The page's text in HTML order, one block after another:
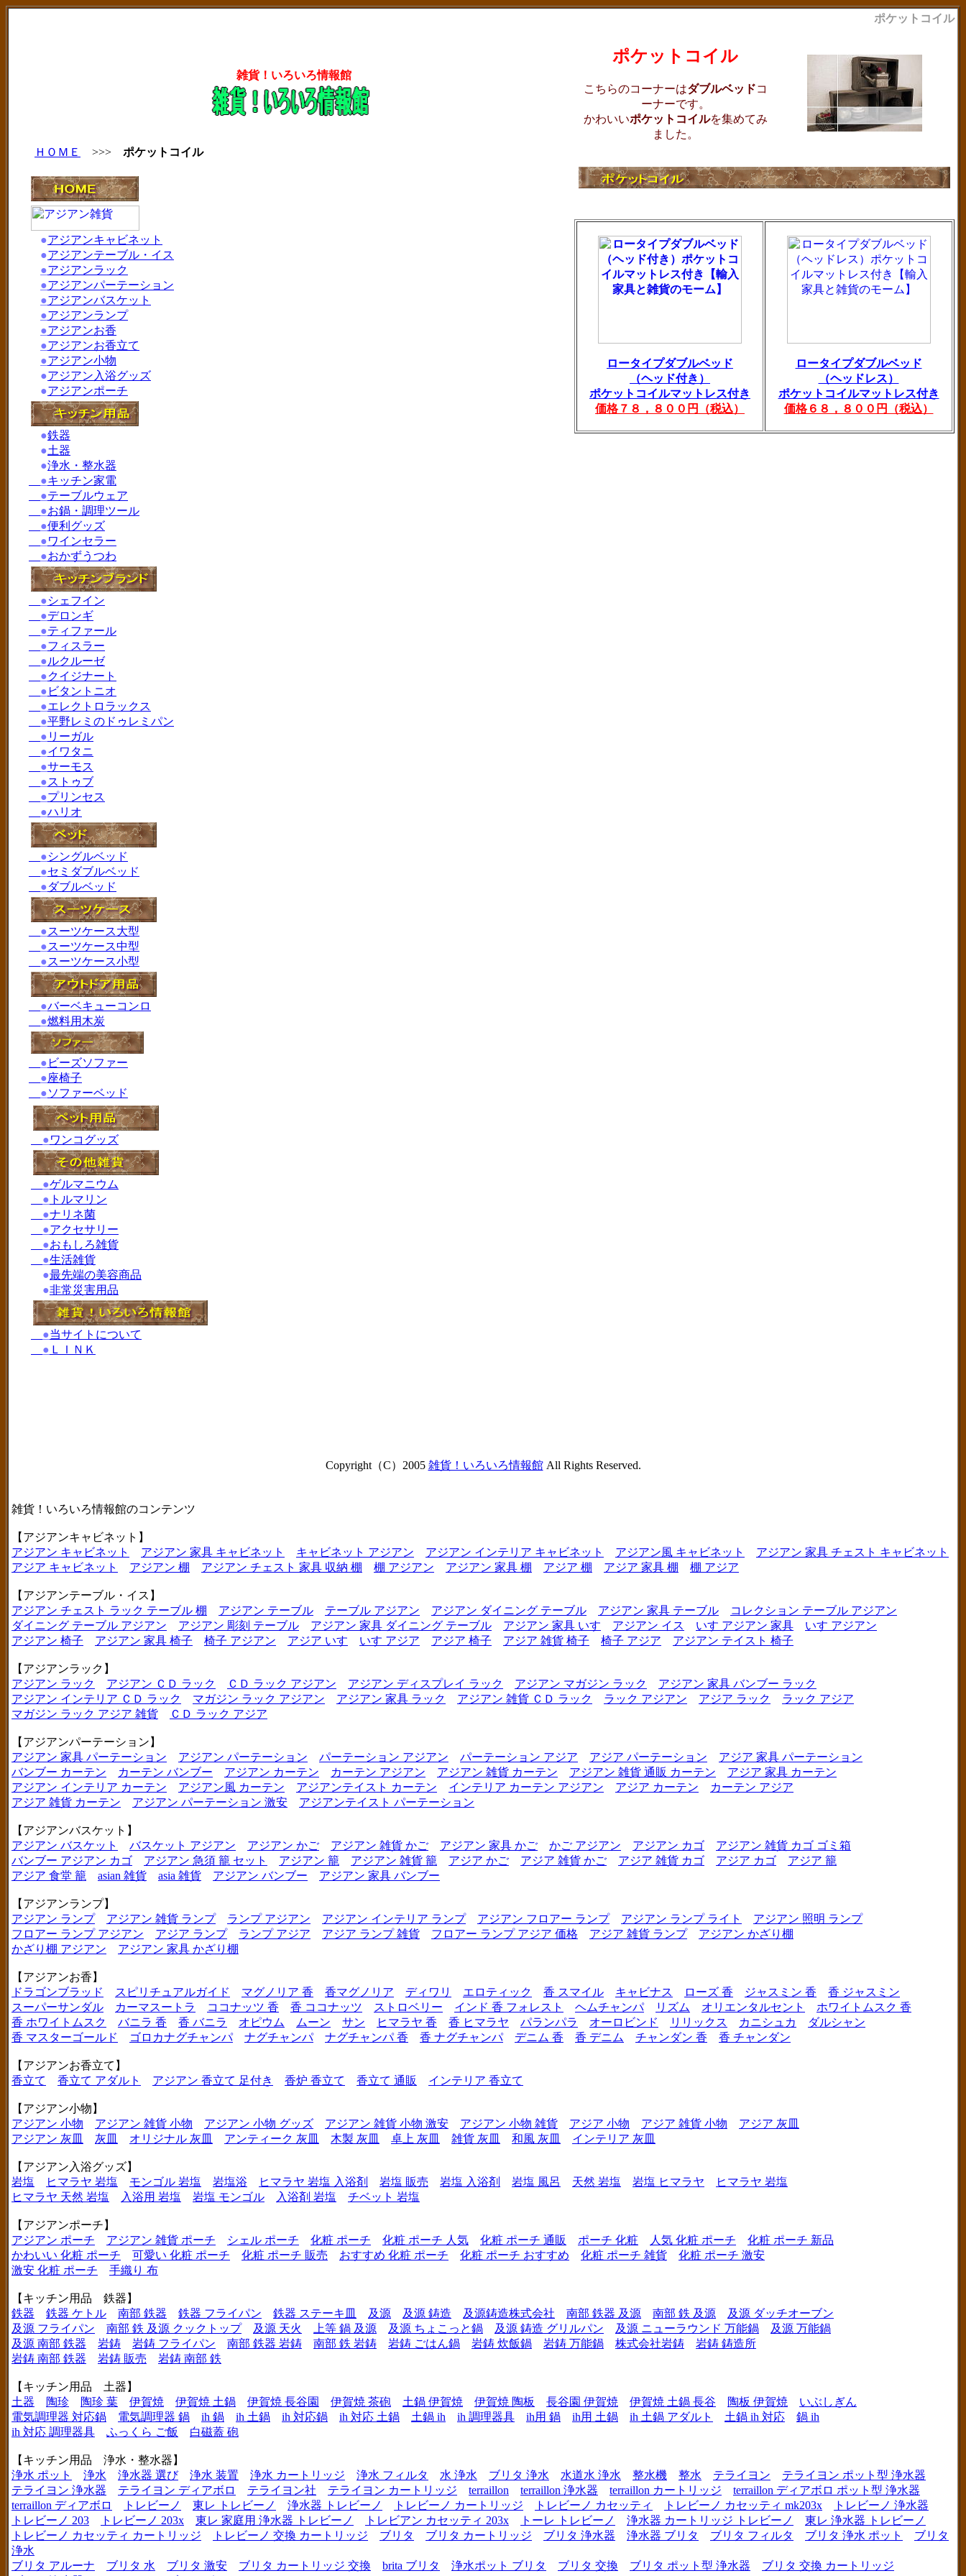
ポケットコイル
雑貨！いろいろ情報館
ポケットコイル
こちらのコーナーはダブルベッドコ
ーナーです。
かわいいポケットコイルを集めてみ
ました。
ＨＯＭＥ
>>> ポケットコイル
ロータイプダブルベッド
（ヘッド付き）
ポケットコイルマットレス付き
価格７８，８００円（税込）
ロータイプダブルベッド
（ヘッドレス）
ポケットコイルマットレス付き
価格６８，８００円（税込）
●アジアンキャビネット
●アジアンテーブル・イス
●アジアンラック
●アジアンパーテーション
●アジアンバスケット
●アジアンランプ
●アジアンお香
●アジアンお香立て
●アジアン小物
●アジアン入浴グッズ
●アジアンポーチ
●鉄器
●土器
●浄水・整水器
●キッチン家電
●テーブルウェア
●お鍋・調理ツール
●便利グッズ
●ワインセラー
●おかずうつわ
●シェフイン
●デロンギ
●ティファール
●フィスラー
●ルクルーゼ
●クイジナート
● ビタントニオ
●エレクトロラックス
●平野レミのドゥレミパン
● リーガル
●イワタニ
●サーモス
●ストゥブ
●プリンセス
●ハリオ
●シングルベッド
●セミダブルベッド
●ダブルベッド
●スーツケース大型
●スーツケース中型
●スーツケース小型
●バーベキューコンロ
●燃料用木炭
● ビーズソファー
●座椅子
●ソファーベッド
●ワンコグッズ
●ゲルマニウム
● トルマリン
●ナリネ菌
●アクセサリー
●おもしろ雑貨
●生活雑貨
●最先端の美容商品
●非常災害用品
●当サイトについて
● ＬＩＮＫ
Copyright（C）2005 雑貨！いろいろ情報館All Rights Reserved.
雑貨！いろいろ情報館のコンテンツ
【アジアンキャビネット】
アジアン キャビネット
アジアン 家具 キャビネット キャビネット アジアン アジアン インテリア キャビネット アジアン風 キャビネット
アジアン 家具 チェスト キャビネット
アジア キャビネット
アジアン 棚 アジアン チェスト 家具 収納 棚 棚 アジアン アジアン 家具 棚 アジア 棚 アジア 家具 棚 棚 アジア
【アジアンテーブル・イス】
アジアン チェスト ラック テーブル 棚
アジアン テーブル テーブル アジアン アジアン ダイニング テーブル アジアン 家具 テーブル
コレクション テーブル アジアン
ダイニング テーブル アジアン
アジアン 彫刻 テーブル アジアン 家具 ダイニング テーブル アジアン 家具 いす アジアン イス いす アジアン 家具
いす アジアン
アジアン 椅子
アジアン 家具 椅子 椅子 アジアン アジア いす いす アジア アジア 椅子 アジア 雑貨 椅子 椅子 アジア アジアン テイスト 椅子
【アジアンラック】
アジアン ラック
アジアン ＣＤ ラック ＣＤ ラック アジアン アジアン ディスプレイ ラック アジアン マガジン ラック
アジアン 家具 バンブー ラック
アジアン インテリア ＣＤ ラック
マガジン ラック アジアン アジアン 家具 ラック アジアン 雑貨 ＣＤ ラック ラック アジアン アジア ラック
ラック アジア
マガジン ラック アジア 雑貨
ＣＤ ラック アジア
【アジアンパーテーション】
アジアン 家具 パーテーション
アジアン パーテーション パーテーション アジアン パーテーション アジア アジア パーテーション
アジア 家具 パーテーション
バンブー カーテン
カーテン バンブー アジアン カーテン カーテン アジアン アジアン 雑貨 カーテン アジアン 雑貨 通販 カーテン
アジア 家具 カーテン
アジアン インテリア カーテン
アジアン風 カーテン アジアンテイスト カーテン インテリア カーテン アジアン アジア カーテン
カーテン アジア
アジア 雑貨 カーテン
アジアン パーテーション 激安 アジアンテイスト パーテーション
【アジアンバスケット】
アジアン バスケット
バスケット アジアン アジアン かご アジアン 雑貨 かご アジアン 家具 かご かご アジアン アジアン カゴ
アジアン 雑貨 カゴ ゴミ箱
バンブー アジアン カゴ
アジアン 急須 籠 セット アジアン 籠 アジアン 雑貨 籠 アジア かご アジア 雑貨 かご アジア 雑貨 カゴ アジア カゴ
アジア 籠
アジア 食堂 籠
asian 雑貨 asia 雑貨 アジアン バンブー アジアン 家具 バンブー
【アジアンランプ】
アジアン ランプ
アジアン 雑貨 ランプ ランプ アジアン アジアン インテリア ランプ アジアン フロアー ランプ アジアン ランプ ライト
アジアン 照明 ランプ
フロアー ランプ アジアン
アジア ランプ ランプ アジア アジア ランプ 雑貨 フロアー ランプ アジア 価格 アジア 雑貨 ランプ
アジアン かざり棚
かざり棚 アジアン
アジアン 家具 かざり棚
【アジアンお香】
ドラゴンブラッド
スピリチュアルガイド マグノリア 香 香マグノリア ディワリ エロティック 香 スマイル キャビナス ローズ 香 ジャスミン 香
香 ジャスミン
スーパーサンダル
カーマスートラ ココナッツ 香 香 ココナッツ ストロベリー インド 香 フォレスト ヘムチャンパ リズム オリエンタルセント
ホワイトムスク 香
香 ホワイトムスク
バニラ 香 香 バニラ オピウム ムーン サン ヒマラヤ 香 香 ヒマラヤ パランパラ オーロビンド リリックス カニシュカ
ダルシャン
香 マスターゴールド
ゴロカナグチャンパ ナグチャンパ ナグチャンパ 香 香 ナグチャンパ デニム 香 香 デニム チャンダン 香 香 チャンダン
【アジアンお香立て】
香立て
香立て アダルト アジアン 香立て 足付き 香炉 香立て 香立て 通販 インテリア 香立て
【アジアン小物】
アジアン 小物
アジアン 雑貨 小物 アジアン 小物 グッズ アジアン 雑貨 小物 激安 アジアン 小物 雑貨 アジア 小物 アジア 雑貨 小物
アジア 灰皿
アジアン 灰皿
灰皿 オリジナル 灰皿 アンティーク 灰皿 木製 灰皿 卓上 灰皿 雑貨 灰皿 和風 灰皿 インテリア 灰皿
【アジアン入浴グッズ】
岩塩
ヒマラヤ 岩塩 モンゴル 岩塩 岩塩浴 ヒマラヤ 岩塩 入浴剤 岩塩 販売 岩塩 入浴剤 岩塩 風呂 天然 岩塩 岩塩 ヒマラヤ
ヒマラヤ 岩塩
ヒマラヤ 天然 岩塩
入浴用 岩塩 岩塩 モンゴル 入浴剤 岩塩 チベット 岩塩
【アジアンポーチ】
アジアン ポーチ
アジアン 雑貨 ポーチ シェル ポーチ 化粧 ポーチ 化粧 ポーチ 人気 化粧 ポーチ 通販 ポーチ 化粧 人気 化粧 ポーチ
化粧 ポーチ 新品
かわいい 化粧 ポーチ
可愛い 化粧 ポーチ 化粧 ポーチ 販売 おすすめ 化粧 ポーチ 化粧 ポーチ おすすめ 化粧 ポーチ 雑貨
化粧 ポーチ 激安
激安 化粧 ポーチ
手織り 布
【キッチン用品 鉄器】
鉄器
鉄器 ケトル 南部 鉄器 鉄器 フライパン 鉄器 ステーキ皿 及源 及源 鋳造 及源鋳造株式会社 南部 鉄器 及源 南部 鉄 及源
及源 ダッチオーブン
及源 フライパン
南部 鉄 及源 クックトップ 及源 天火 上等 鍋 及源 及源 ちょこっと鍋 及源 鋳造 グリルパン 及源 ニューラウンド 万能鍋
及源 万能鍋
及源 南部 鉄器
岩鋳 岩鋳 フライパン 南部 鉄器 岩鋳 南部 鉄 岩鋳 岩鋳 ごはん鍋 岩鋳 炊飯鍋 岩鋳 万能鍋 株式会社岩鋳
岩鋳 鋳造所
岩鋳 南部 鉄器
岩鋳 販売 岩鋳 南部 鉄
【キッチン用品 土器】
土器
陶珍 陶珍 葉 伊賀焼 伊賀焼 土鍋 伊賀焼 長谷園 伊賀焼 茶砲 土鍋 伊賀焼 伊賀焼 陶板 長谷園 伊賀焼 伊賀焼 土鍋 長谷 陶板 伊賀焼
いぶしぎん
電気調理器 対応鍋
電気調理器 鍋 ih 鍋 ih 土鍋 ih 対応鍋 ih 対応 土鍋 土鍋 ih ih 調理器具 ih用 鍋 ih用 土鍋 ih 土鍋 アダルト 土鍋 ih 対応
鍋 ih
ih 対応 調理器具
ふっくら ご飯 白磁蓋 砲
【キッチン用品 浄水・整水器】
浄水 ポット
浄水 浄水器 選び 浄水 装置 浄水 カートリッジ 浄水 フィルタ 水 浄水 ブリタ 浄水 水道水 浄水 整水機 整水 テライヨン
テライヨン ポット型 浄水器
テライヨン 浄水器
テライヨン ディアボロ テライヨン社 テライヨン カートリッジ terraillon terraillon 浄水器 terraillon カートリッジ
terraillon ディアボロ ポット型 浄水器
terraillon ディアボロ
トレビーノ 東レ トレビーノ 浄水器 トレビーノ トレビーノ カートリッジ トレビーノ カセッティ トレビーノ カセッティ mk203x
トレビーノ 浄水器
トレビーノ 203
トレビーノ 203x 東レ 家庭用 浄水器 トレビーノ トレビアン カセッティ 203x トーレ トレビーノ 浄水器 カートリッジ トレビーノ
東レ 浄水器 トレビーノ
トレビーノ カセッティ カートリッジ
トレビーノ 交換 カートリッジ ブリタ ブリタ カートリッジ ブリタ 浄水器 浄水器 ブリタ ブリタ フィルタ ブリタ 浄水 ポット
ブリタ
浄水
ブリタ アルーナ
ブリタ 水 ブリタ 激安 ブリタ カートリッジ 交換 brita ブリタ 浄水ポット ブリタ ブリタ 交換 ブリタ ポット型 浄水器
ブリタ 交換 カートリッジ